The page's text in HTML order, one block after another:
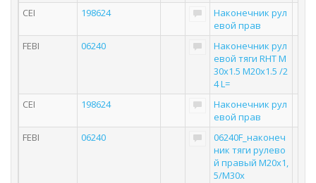
CEI
198624
Наконечник рул
евой прав
FEBI
06240
Наконечник рул
евой тяги RHT M
30x1.5 M20x1.5 /2
4 L=
CEI
198624
Наконечник рул
евой прав
FEBI
06240
06240F_наконеч
ник тяги рулево
й правый М20х1,
5/М30х